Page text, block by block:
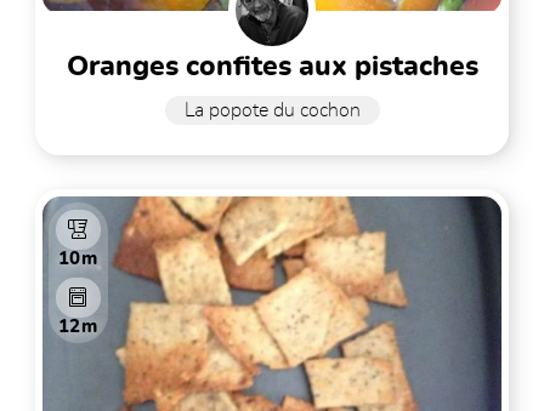
oranges confites aux pistaches
La popote du cochon
10m
12m